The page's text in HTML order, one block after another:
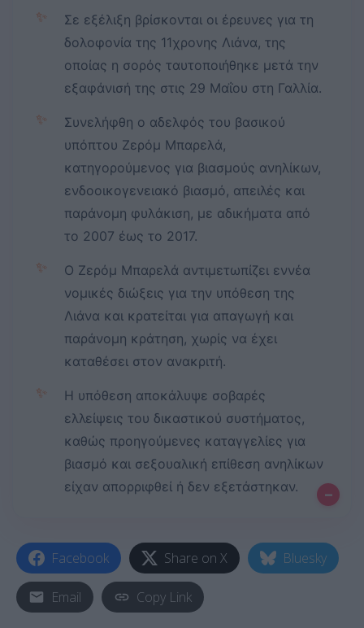
✨
Σε εξέλιξη βρίσκονται οι έρευνες για τη
δολοφονία της 11χρονης Λιάνα, της
οποίας η σορός ταυτοποιήθηκε μετά την
εξαφάνισή της στις 29 Μαΐου στη Γαλλία.
✨
Συνελήφθη ο αδελφός του βασικού
υπόπτου Ζερόμ Μπαρελά,
κατηγορούμενος για βιασμούς ανηλίκων,
ενδοοικογενειακό βιασμό, απειλές και
παράνομη φυλάκιση, με αδικήματα από
το 2007 έως το 2017.
✨
Ο Ζερόμ Μπαρελά αντιμετωπίζει εννέα
νομικές διώξεις για την υπόθεση της
Λιάνα και κρατείται για απαγωγή και
παράνομη κράτηση, χωρίς να έχει
καταθέσει στον ανακριτή.
✨
Η υπόθεση αποκάλυψε σοβαρές
ελλείψεις του δικαστικού συστήματος,
καθώς προηγούμενες καταγγελίες για
βιασμό και σεξουαλική επίθεση ανηλίκων
είχαν απορριφθεί ή δεν εξετάστηκαν.
–
Facebook Share on X Bluesky
Email Copy Link